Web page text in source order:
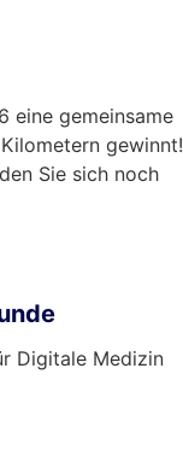
eine gemeinsame
gewinnt!
Sie sich noch
Digitale Medizin